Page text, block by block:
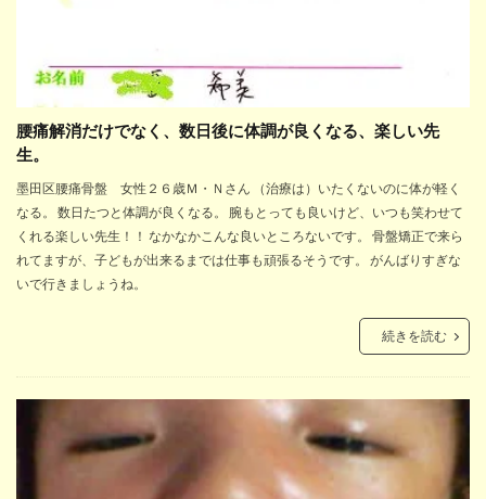
腰痛解消だけでなく、数日後に体調が良くなる、楽しい先
生。
墨田区腰痛骨盤 女性２６歳Ｍ・Ｎさん （治療は）いたくないのに体が軽く
なる。 数日たつと体調が良くなる。 腕もとっても良いけど、いつも笑わせて
くれる楽しい先生！！ なかなかこんな良いところないです。 骨盤矯正で来ら
れてますが、子どもが出来るまでは仕事も頑張るそうです。 がんばりすぎな
いで行きましょうね。
続きを読む